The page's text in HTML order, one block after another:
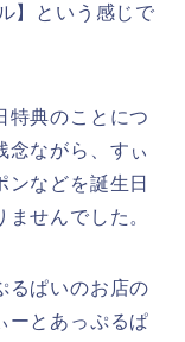
】という感じで
特典のことにつ
念ながら、すぃ
などを誕生日
せんでした。
るぱいのお店の
ーとあっぷるぱ